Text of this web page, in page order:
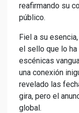
reafirmando su
público.
Fiel a su
el sello que lo
escénicas
una conexión
revelado las
gira, pero el
global.